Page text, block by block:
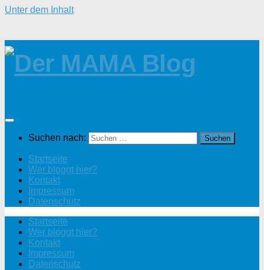
Unter dem Inhalt
Suchen nach:
Startseite
Wer bloggt hier?
Kontakt
Impressum
Datenschutz
Startseite
Wer bloggt hier?
Kontakt
Impressum
Datenschutz